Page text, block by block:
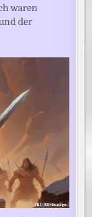
waren
der